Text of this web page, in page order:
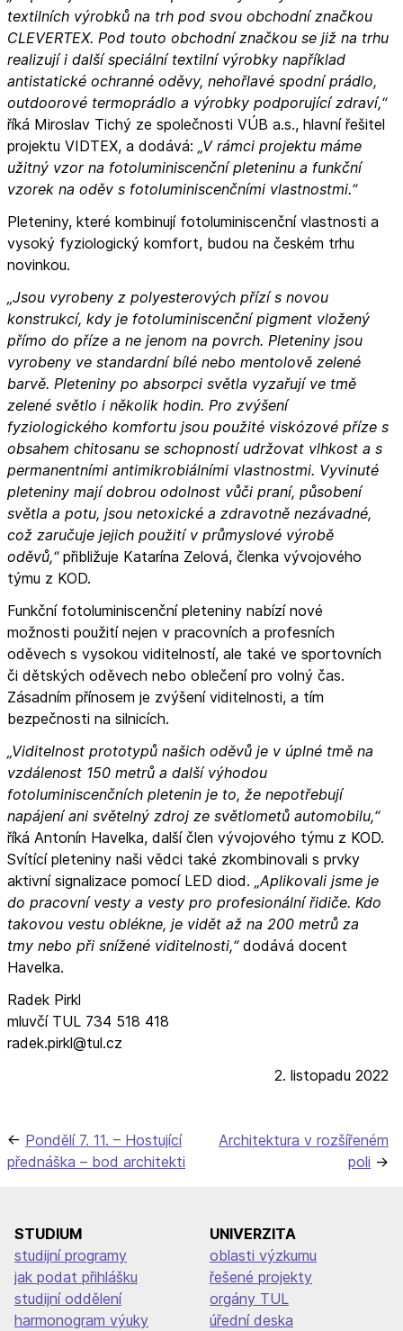
textilních výrobků na trh pod svou obchodní značkou
CLEVERTEX. Pod touto obchodní značkou se již na trhu
realizují i další speciální textilní výrobky například
antistatické ochranné oděvy, nehořlavé spodní prádlo,
outdoorové termoprádlo a výrobky podporující zdraví,“
říká Miroslav Tichý ze společnosti VÚB a.s., hlavní řešitel
projektu VIDTEX, a dodává: „V rámci projektu máme
užitný vzor na fotoluminiscenční pleteninu a funkční
vzorek na oděv s fotoluminiscenčními vlastnostmi.“
Pleteniny, které kombinují fotoluminiscenční vlastnosti a
vysoký fyziologický komfort, budou na českém trhu
novinkou.
„Jsou vyrobeny z polyesterových přízí s novou
konstrukcí, kdy je fotoluminiscenční pigment vložený
přímo do příze a ne jenom na povrch. Pleteniny jsou
vyrobeny ve standardní bílé nebo mentolově zelené
barvě. Pleteniny po absorpci světla vyzařují ve tmě
zelené světlo i několik hodin. Pro zvýšení
fyziologického komfortu jsou použité viskózové příze s
obsahem chitosanu se schopností udržovat vlhkost a s
permanentními antimikrobiálními vlastnostmi. Vyvinuté
pleteniny mají dobrou odolnost vůči praní, působení
světla a potu, jsou netoxické a zdravotně nezávadné,
což zaručuje jejich použití v průmyslové výrobě
oděvů,“přibližuje Katarína Zelová, členka vývojového
týmu z KOD.
Funkční fotoluminiscenční pleteniny nabízí nové
možnosti použití nejen v pracovních a profesních
oděvech s vysokou viditelností, ale také ve sportovních
či dětských oděvech nebo oblečení pro volný čas.
Zásadním přínosem je zvýšení viditelnosti, a tím
bezpečnosti na silnicích.
„Viditelnost prototypů našich oděvů je v úplné tmě na
vzdálenost 150 metrů a další výhodou
fotoluminiscenčních pletenin je to, že nepotřebují
napájení ani světelný zdroj ze světlometů automobilu,“
říká Antonín Havelka, další člen vývojového týmu z KOD.
Svítící pleteniny naši vědci také zkombinovali s prvky
aktivní signalizace pomocí LED diod. „Aplikovali jsme je
do pracovní vesty a vesty pro profesionální řidiče. Kdo
takovou vestu oblékne, je vidět až na 200 metrů za
tmy nebo při snížené viditelnosti,“dodává docent
Havelka.
Radek Pirkl
mluvčí TUL 734 518 418
radek.pirkl@tul.cz
2. listopadu 2022
Navigace
pro
Pondělí 7. 11. – Hostující
přednáška – bod architekti
Architektura v rozšířeném
poli
STUDIUM
studijní programy
jak podat přihlášku
studijní oddělení
harmonogram výuky
UNIVERZITA
oblasti výzkumu
řešené projekty
orgány TUL
úřední deska